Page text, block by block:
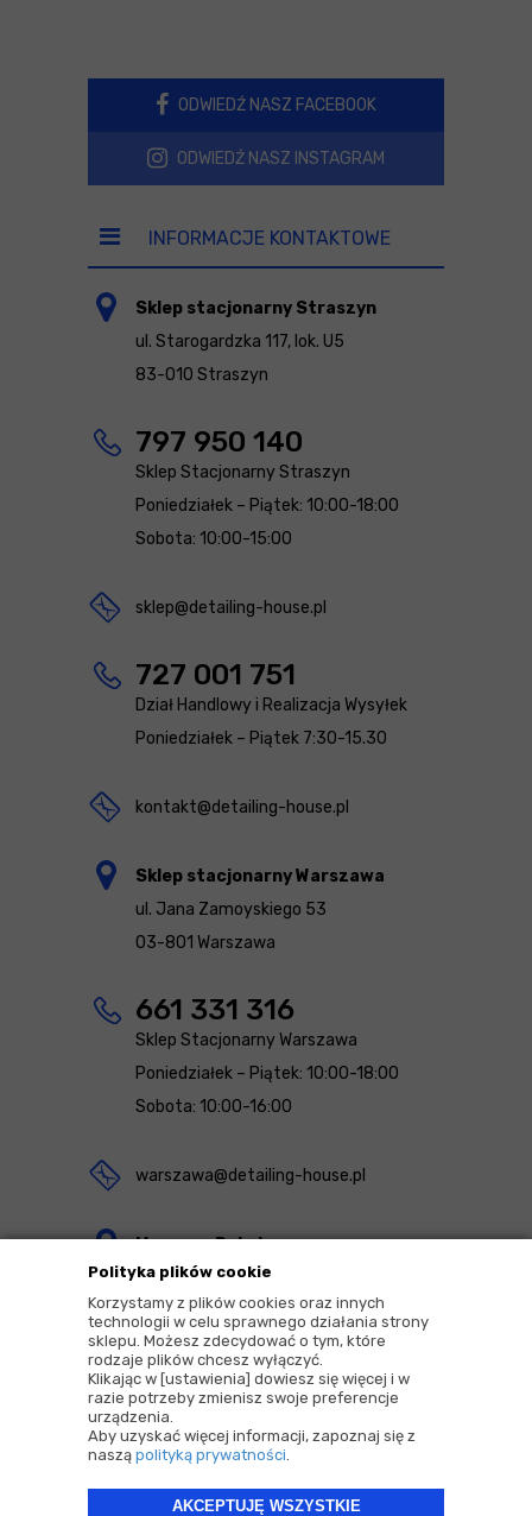
Polityka plików cookie
Korzystamy z plików cookies oraz innych
technologii w celu sprawnego działania strony
sklepu. Możesz zdecydować o tym, które
rodzaje plików chcesz wyłączyć.
Klikając w [ustawienia] dowiesz się więcej i w
razie potrzeby zmienisz swoje preferencje
urządzenia.
Aby uzyskać więcej informacji, zapoznaj się z
naszą polityką prywatności.
AKCEPTUJĘ WSZYSTKIE
ODWIEDŹ NASZ FACEBOOK
ODWIEDŹ NASZ INSTAGRAM
INFORMACJE KONTAKTOWE
Sklep stacjonarny Straszyn
ul. Starogardzka 117, lok. U5
83-010 Straszyn
797 950 140
Sklep Stacjonarny Straszyn
Poniedziałek – Piątek: 10:00-18:00
Sobota: 10:00-15:00
sklep@detailing-house.pl
727 001 751
Dział Handlowy i Realizacja Wysyłek
Poniedziałek – Piątek 7:30-15.30
kontakt@detailing-house.pl
Sklep stacjonarny Warszawa
ul. Jana Zamoyskiego 53
03-801 Warszawa
661 331 316
Sklep Stacjonarny Warszawa
Poniedziałek – Piątek: 10:00-18:00
Sobota: 10:00-16:00
warszawa@detailing-house.pl
Magazyn Rekcin
Nomos Sp. z o.o. sp.k.
ul. Agrestowa 1
83-010 Rekcin
2026 © Copyrights by |Detailing House